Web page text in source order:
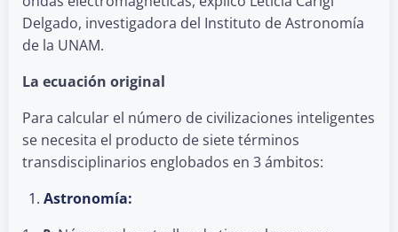
Delgado, investigadora del Instituto de Astronomía
de la UNAM.
La ecuación original
Para calcular el número de civilizaciones inteligentes
se necesita el producto de siete términos
transdisciplinarios englobados en 3 ámbitos:
Astronomía: